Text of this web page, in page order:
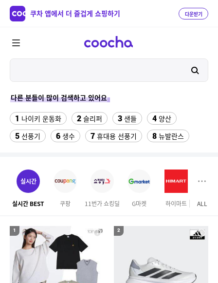
쿠차 앱에서 더 즐겁게 쇼핑하기 다운받기
다른 분들이 많이 검색하고 있어요
1 나이키 운동화 2 슬리퍼 3 샌들 4 양산
5 선풍기 6 생수 7 휴대용 선풍기 8 뉴발란스
12 라인댄스옷
15 미니 탁상용 선풍기
18 다마고치파라다이스 19 더뉴 아반떼ad 20 전기롤 ALL
실시간
실시간 BEST 쿠팡 11번가 쇼킹딜 G마켓 하이마트
1 2